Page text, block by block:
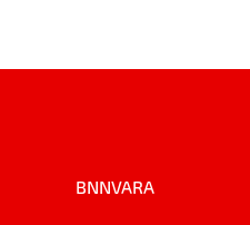
BNNVARA